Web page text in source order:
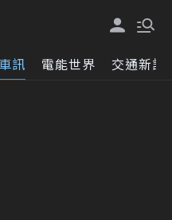
訊 電能世界 交通新訊